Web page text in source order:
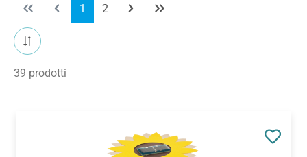
Pagina
1 Pagina
2
39 prodotti